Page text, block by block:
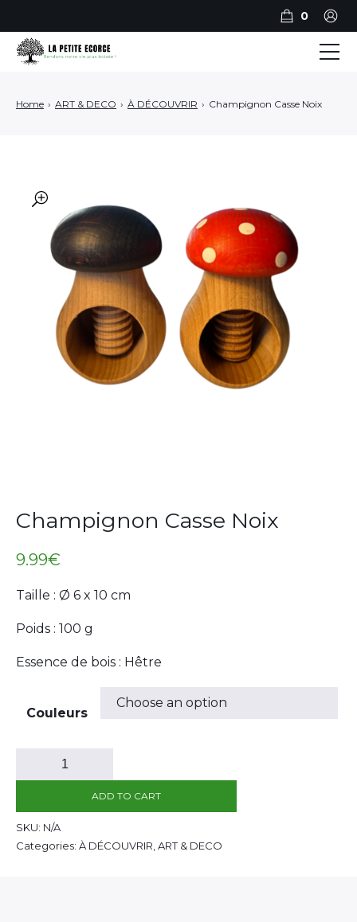
🔍
Champignon Casse Noix
9.99€
Taille : Ø 6 x 10 cm
Poids : 100 g
Essence de bois : Hêtre
Couleurs
Champignon
ADD TO CART
SKU: N/A
Categories: À DÉCOUVRIR, ART & DECO
Home › ART & DECO › À DÉCOUVRIR › Champignon Casse Noix
0
ART ET DECO